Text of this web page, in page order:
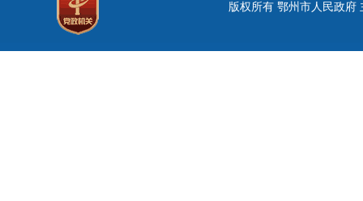
版权所有 鄂州市人民政府